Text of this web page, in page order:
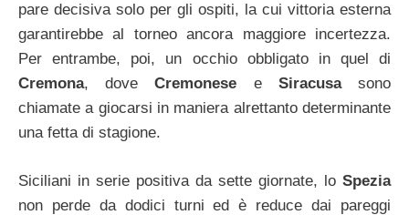
pare decisiva solo per gli ospiti, la cui vittoria esterna
garantirebbe al torneo ancora maggiore incertezza.
Per entrambe, poi, un occhio obbligato in quel di
Cremona, doveCremonese e Siracusasono
chiamate a giocarsi in maniera alrettanto determinante
una fetta di stagione.
Siciliani in serie positiva da sette giornate, lo Spezia
non perde da dodici turni ed è reduce dai pareggi